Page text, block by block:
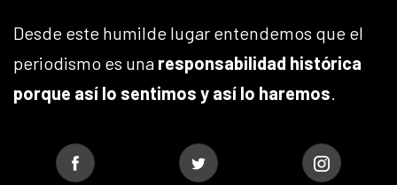
Desde este humilde lugar entendemos que el
periodismo es una responsabilidad histórica
porque así lo sentimos y así lo haremos.